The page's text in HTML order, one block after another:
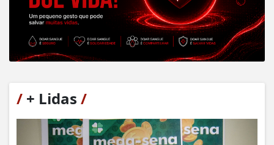
/ + Lidas /